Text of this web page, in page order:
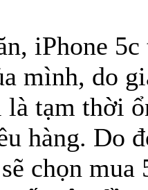
iPhone
mình, do
là tạm thời
hàng. Do
chọn